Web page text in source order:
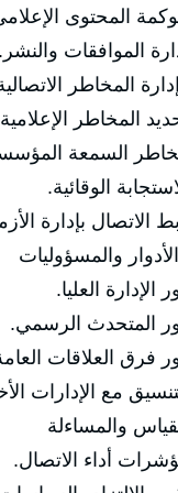
المحتوى
والنشر.
المخاطر
السمعة
الوقائية.
بإدارة
والمسؤوليات
العليا.
الرسمي.
العلاقات
مع الإدارات
والمساءلة
أداء الاتصال.